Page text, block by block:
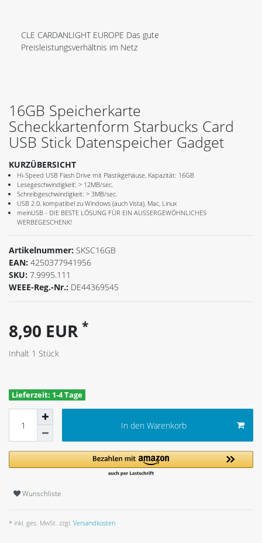
CLE CARDANLIGHT EUROPE Das gute
Preisleistungsverhältnis im Netz
16GB Speicherkarte
Scheckkartenform Starbucks Card
USB Stick Datenspeicher Gadget
KURZÜBERSICHT
Hi-Speed USB Flash Drive mit Plastikgehäuse, Kapazität: 16GB
Lesegeschwindigkeit: > 12MB/sec.
Schreibgeschwindigkeit: > 3MB/sec.
USB 2.0, kompatibel zu Windows (auch Vista), Mac, Linux
meinUSB - DIE BESTE LÖSUNG FÜR EIN AUSSERGEWÖHNLICHES
WERBEGESCHENK!
Artikelnummer: SKSC16GB
EAN: 4250377941956
SKU: 7.9995.111
WEEE-Reg.-Nr.: DE44369545
8,90 EUR *
Inhalt 1 Stück
Lieferzeit: 1-4 Tage
In den Warenkorb
Wunschliste
* inkl. ges. MwSt. zzgl. Versandkosten